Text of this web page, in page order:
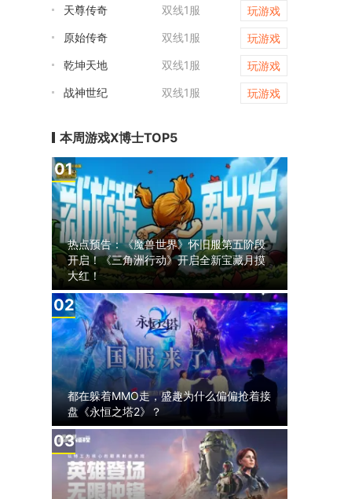
天尊传奇
双线1服
玩游戏
原始传奇
双线1服
玩游戏
乾坤天地
双线1服
玩游戏
战神世纪
双线1服 玩游戏
本周游戏X博士TOP5
1
热点预告：《魔兽世界》怀旧服第五阶段
开启！《三角洲行动》开启全新宝藏月摸
大红！
2
都在躲着MMO走，盛趣为什么偏偏抢着接
盘《永恒之塔2》？
3